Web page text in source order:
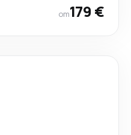
от179 €